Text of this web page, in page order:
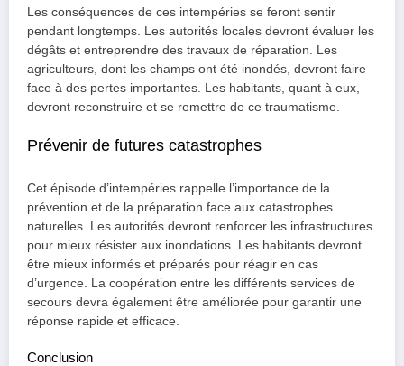
Les conséquences de ces intempéries se feront sentir
pendant longtemps. Les autorités locales devront évaluer les
dégâts et entreprendre des travaux de réparation. Les
agriculteurs, dont les champs ont été inondés, devront faire
face à des pertes importantes. Les habitants, quant à eux,
devront reconstruire et se remettre de ce traumatisme.
Prévenir de futures catastrophes
Cet épisode d’intempéries rappelle l’importance de la
prévention et de la préparation face aux catastrophes
naturelles. Les autorités devront renforcer les infrastructures
pour mieux résister aux inondations. Les habitants devront
être mieux informés et préparés pour réagir en cas
d’urgence. La coopération entre les différents services de
secours devra également être améliorée pour garantir une
réponse rapide et efficace.
Conclusion